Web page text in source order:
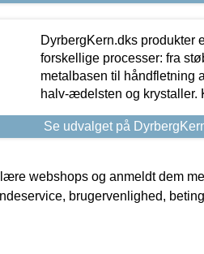
DyrbergKern.dks produkter
forskellige processer: fra
metalbasen til håndfletning
halv-ædelsten og krystaller.
Se udvalget på
webshops og anmeldt dem
brugervenlighed,